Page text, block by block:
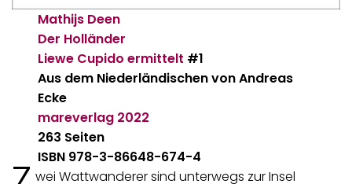
Mathijs Deen
Der Holländer
Liewe Cupido ermittelt #1
Aus dem Niederländischen von Andreas
Ecke
mareverlag 2022
263 Seiten
ISBN 978-3-86648-674-4
wei Wattwanderer sind unterwegs zur Insel